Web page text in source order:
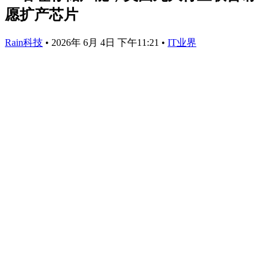
愿扩产芯片
Rain科技 • 2026年 6月 4日 下午11:21 • IT业界